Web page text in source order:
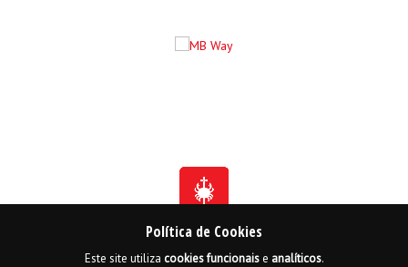
Política de Cookies
Este site utiliza cookiesfuncionaise analíticos.
Fundada em 1941